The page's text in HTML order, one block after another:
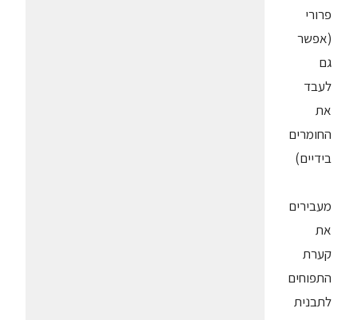
פרורי
(אפשר
גם
לעבד
את
החומרים
בידיים)
מעבירים
את
קערת
התפוחים
לתבנית